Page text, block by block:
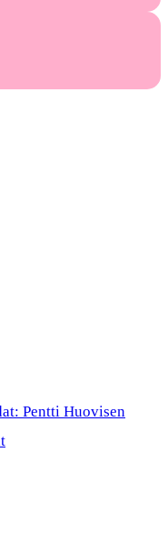
Pentti Huovisen